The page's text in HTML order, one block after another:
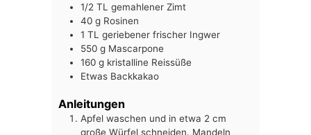
1/2 TL gemahlener Zimt
40 g Rosinen
1 TL geriebener frischer Ingwer
550 g Mascarpone
160 g kristalline Reissüße
Etwas Backkakao
Anleitungen
Apfel waschen und in etwa 2 cm
große Würfel schneiden. Mandeln